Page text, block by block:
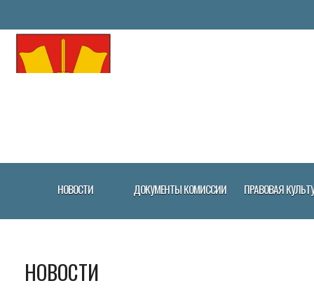
НОВОСТИ ДОКУМЕНТЫ КОМИССИИ ПРАВОВАЯ
НОВОСТИ